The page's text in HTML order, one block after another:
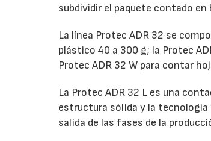
subdividir el paquete contado
La línea Protec ADR 32 se
plástico 40 a 300 g; la Protec
Protec ADR 32 W para contar
La Protec ADR 32 L es una
estructura sólida y la tecnología
salida de las fases de la